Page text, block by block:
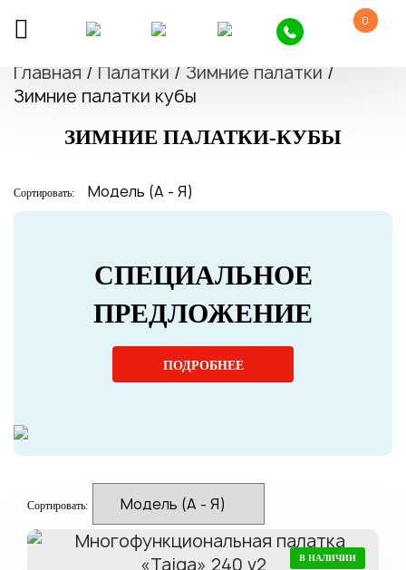
0
Главная / Палатки / Зимние палатки /
Зимние палатки кубы
ЗИМНИЕ ПАЛАТКИ-КУБЫ
Сортировать:
СПЕЦИАЛЬНОЕ
ПРЕДЛОЖЕНИЕ
ПОДРОБНЕЕ
Сортировать:
В НАЛИЧИИ